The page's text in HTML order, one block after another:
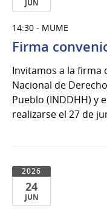
JUN
de
Jun
2026
14:30 - MUME
Firma
Invitamos a la firma
Nacional de
Pueblo (INDDHH) y
realizarse el 27 de
2026
24
JUN